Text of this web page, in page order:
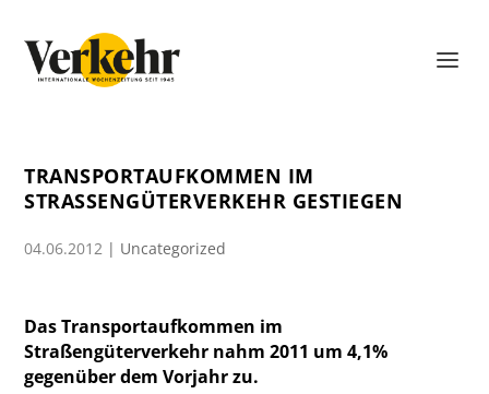
TRANSPORTAUFKOMMEN IM
STRASSENGÜTERVERKEHR GESTIEGEN
04.06.2012 | Uncategorized
Das Transportaufkommen im
Straßengüterverkehr nahm 2011 um 4,1%
gegenüber dem Vorjahr zu.